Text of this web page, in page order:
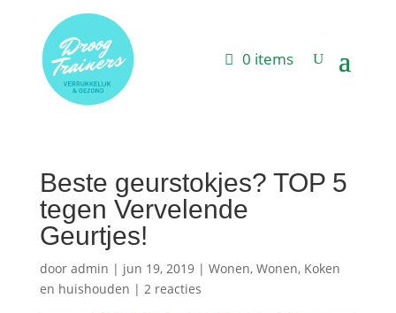
0 items
Beste geurstokjes? TOP 5
tegen Vervelende
Geurtjes!
door admin | jun 19, 2019| Wonen, Wonen, Koken
en huishouden | 2 reacties